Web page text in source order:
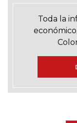
Toda la